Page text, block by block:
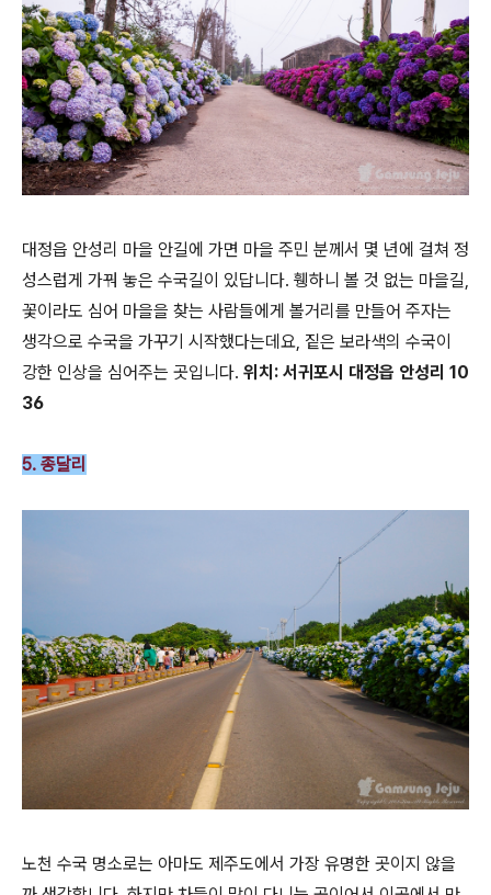
대정읍 안성리 마을 안길에 가면 마을 주민 분께서 몇 년에 걸쳐 정
성스럽게 가꿔 놓은 수국길이 있답니다. 휑하니 볼 것 없는 마을길,
꽃이라도 심어 마을을 찾는 사람들에게 볼거리를 만들어 주자는
생각으로 수국을 가꾸기 시작했다는데요, 짙은 보라색의 수국이
강한 인상을 심어주는 곳입니다. 위치: 서귀포시 대정읍 안성리 10
36
5. 종달리
노천 수국 명소로는 아마도 제주도에서 가장 유명한 곳이지 않을